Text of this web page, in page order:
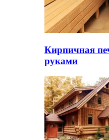
Кирпичная
руками